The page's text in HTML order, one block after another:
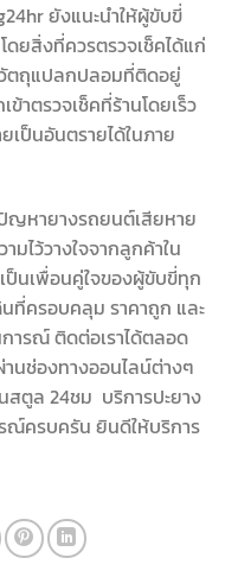
ยังแนะนำให้ผู้ขับขี่
ยสิ่งที่ควรตรวจเช็คได้แก่
ตถุแปลกปลอมที่ติดอยู่
าตรวจเช็คที่ร้านโดยเร็ว
ป็นอันตรายได้ในภาย
ญหายางรถยนต์เสียหาย
มไว้วางใจจากลูกค้าใน
ป็นเพื่อนคู่ใจของผู้ขับขี่ทุก
ที่ครอบคลุม ราคาถูก และ
ารณ์ ติดต่อเราได้ตลอด
นช่องทางออนไลน์ต่างๆ
สตูล 24ชม บริการปะยาง
ครบครัน ยินดีให้บริการ